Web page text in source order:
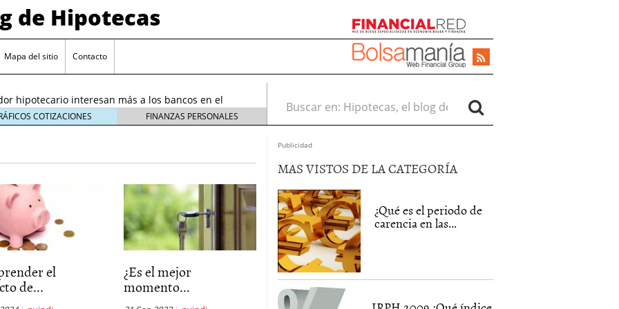
de Hipotecas
Mapa del sitio Contacto
analistas sitúan el índice entre 2,25 % y 2,30 %
sobre el sobreendeudamiento inmobiliario
hipotecario interesan más a los bancos en el
en España: requisitos y condiciones actuales
¿Cómo afectan a la compra de vivienda en
analistas sitúan el índice entre 2,25 % y 2,30 %
sobre el sobreendeudamiento inmobiliario
COTIZACIONES FINANZAS PERSONALES
Buscar en:
el
de...
¿Es el mejor
momento...
Publicidad
MAS VISTOS DE LA CATEGORÍA
¿Qué es el periodo de
carencia en las...